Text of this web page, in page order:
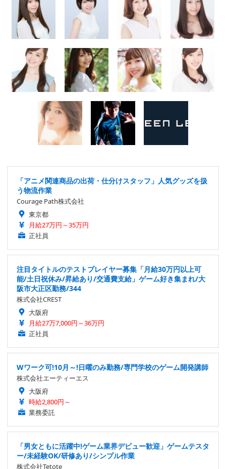
「アニメ関連商品の出荷・仕分けスタッフ」人気グッズを扱
う物流作業
Courage Path株式会社
東京都
月給27万円～35万円
正社員
注目タイトルのテストプレイヤー募集「月給30万円以上可
能/土日祝休み/昇給あり/交通費支給」ゲーム好き集まれ/大
阪市大正区勤務/344
株式会社CREST
大阪府
月給27万7,000円～36万円
正社員
Wワーク可!10月～!日曜のみ勤務/専門学校のゲーム開発講師
株式会社エーティーエス
大阪府
時給2,800円～
業務委託
「男女ともに活躍中!ゲーム業界デビュー歓迎」ゲームテスタ
ー/未経験OK/研修あり/シンプル作業
株式会社Tetote